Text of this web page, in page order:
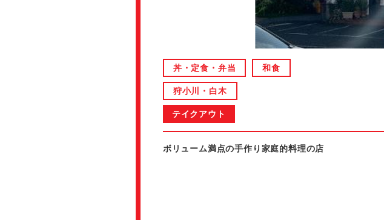
丼・定食・弁当 和食
狩小川・白木
テイクアウト
ボリューム満点の手作り家庭的料理の店